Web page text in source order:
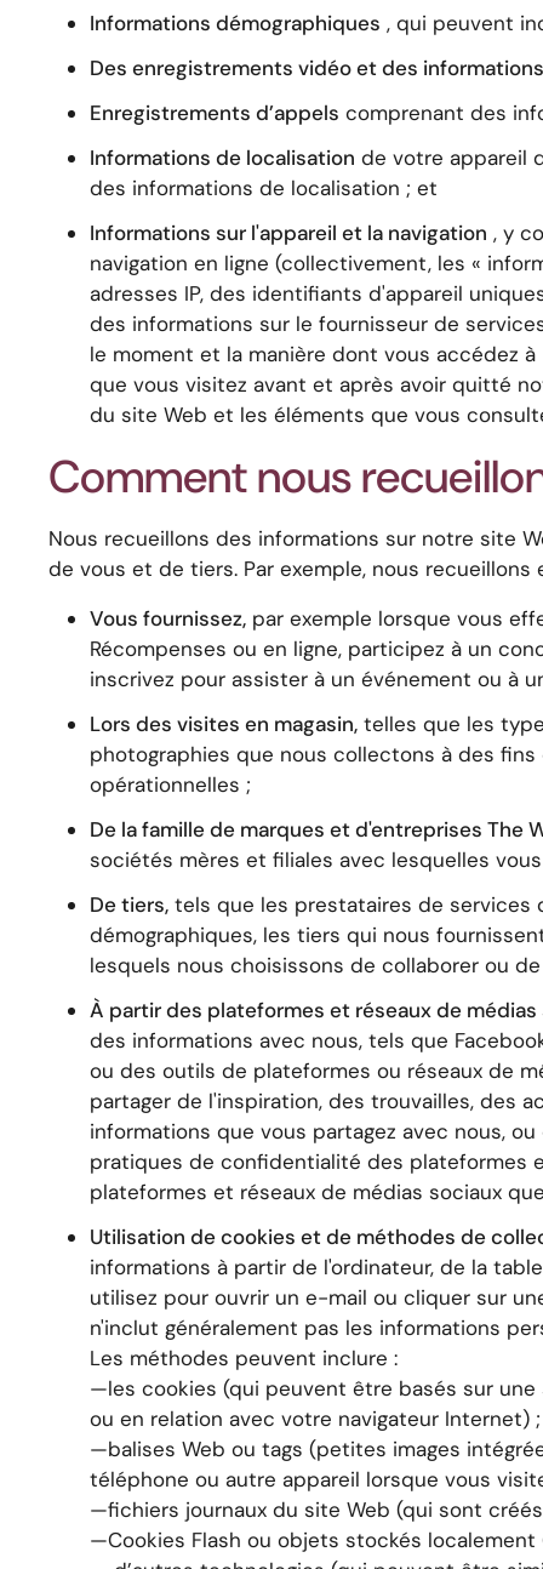
Informations démographiques , qui peuvent
Des enregistrements vidéo et des
Enregistrements d’appels comprenant des
Informations de localisation de votre appareil
des informations de localisation ; et
Informations sur l'appareil et la navigation , y
navigation en ligne (collectivement, les «
adresses IP, des identifiants d'appareil
des informations sur le fournisseur de
le moment et la manière dont vous accédez
que vous visitez avant et après avoir quitté
du site Web et les éléments que vous
Comment nous
Nous recueillons des informations sur notre site
de vous et de tiers. Par exemple, nous
Vous fournissez, par exemple lorsque vous
Récompenses ou en ligne, participez à un
inscrivez pour assister à un événement ou à
Lors des visites en magasin, telles que les
photographies que nous collectons à des
opérationnelles ;
De la famille de marques et d'entreprises The
sociétés mères et filiales avec lesquelles
De tiers, tels que les prestataires de services
démographiques, les tiers qui nous
lesquels nous choisissons de collaborer ou
À partir des plateformes et réseaux de médias
des informations avec nous, tels que
ou des outils de plateformes ou réseaux de
partager de l'inspiration, des trouvailles, des
informations que vous partagez avec nous,
pratiques de confidentialité des plateformes
plateformes et réseaux de médias sociaux
Utilisation de cookies et de méthodes de
informations à partir de l'ordinateur, de la
utilisez pour ouvrir un e-mail ou cliquer sur
n'inclut généralement pas les informations
Les méthodes peuvent inclure :
—les cookies (qui peuvent être basés sur
ou en relation avec votre navigateur Internet) ;
—balises Web ou tags (petites images
téléphone ou autre appareil lorsque vous
—fichiers journaux du site Web (qui sont
—Cookies Flash ou objets stockés